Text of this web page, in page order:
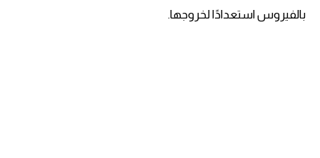
بالفيروس استعدادًا لخروجها.